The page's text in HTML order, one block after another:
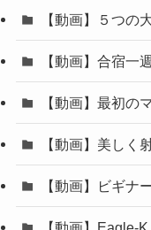
【動画】５つの
【動画】合宿一
【動画】最初の
【動画】美しく
【動画】ビギナ